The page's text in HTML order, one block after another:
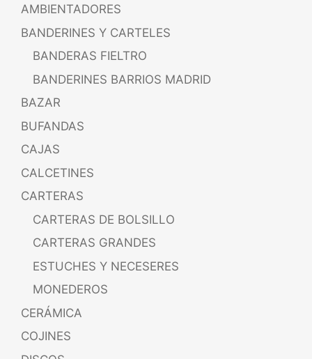
AMBIENTADORES
BANDERINES Y CARTELES
BANDERAS FIELTRO
BANDERINES BARRIOS MADRID
BAZAR
BUFANDAS
CAJAS
CALCETINES
CARTERAS
CARTERAS DE BOLSILLO
CARTERAS GRANDES
ESTUCHES Y NECESERES
MONEDEROS
CERÁMICA
COJINES